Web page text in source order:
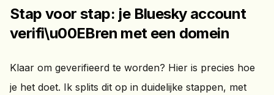
Stap voor stap: je Bluesky account
verifi\u00EBren met een domein
Klaar om geverifieerd te worden? Hier is precies hoe
je het doet. Ik splits dit op in duidelijke stappen, met